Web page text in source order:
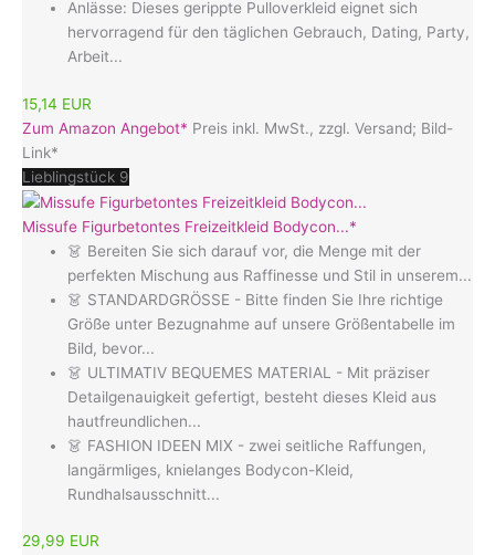
Anlässe: Dieses gerippte Pulloverkleid eignet sich
hervorragend für den täglichen Gebrauch, Dating, Party,
Arbeit...
15,14 EUR
Zum Amazon Angebot* Preis inkl. MwSt., zzgl. Versand; Bild-
Link*
Lieblingstück 9
Missufe Figurbetontes Freizeitkleid Bodycon...*
👗 Bereiten Sie sich darauf vor, die Menge mit der
perfekten Mischung aus Raffinesse und Stil in unserem...
👗 STANDARDGRÖSSE - Bitte finden Sie Ihre richtige
Größe unter Bezugnahme auf unsere Größentabelle im
Bild, bevor...
👗 ULTIMATIV BEQUEMES MATERIAL - Mit präziser
Detailgenauigkeit gefertigt, besteht dieses Kleid aus
hautfreundlichen...
👗 FASHION IDEEN MIX - zwei seitliche Raffungen,
langärmliges, knielanges Bodycon-Kleid,
Rundhalsausschnitt...
29,99 EUR